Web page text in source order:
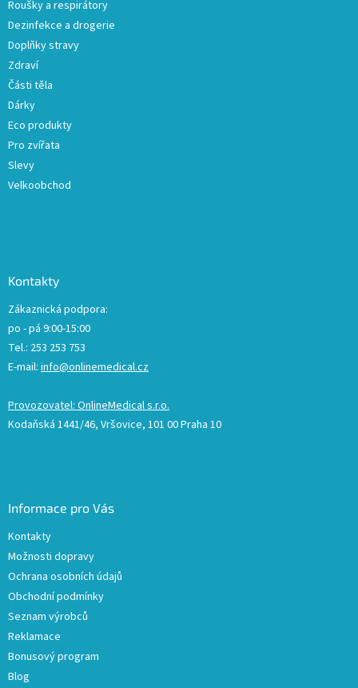
Roušky a respirátory
Dezinfekce a drogerie
Doplňky stravy
Zdraví
Části těla
Dárky
Eco produkty
Pro zvířata
Slevy
Velkoobchod
Kontakty
Zákaznická podpora:
po - pá 9:00-15:00
Tel.: 253 253 753
E-mail: info@onlinemedical.cz
Provozovatel: OnlineMedical s.r.o.
Kodaňská 1441/46, Vršovice, 101 00 Praha 10
Informace pro Vás
Kontakty
Možnosti dopravy
Ochrana osobních údajů
Obchodní podmínky
Seznam výrobců
Reklamace
Bonusový program
Blog